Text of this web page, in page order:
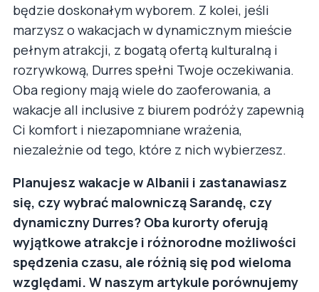
będzie doskonałym wyborem. Z kolei, jeśli
marzysz o wakacjach w dynamicznym mieście
pełnym atrakcji, z bogatą ofertą kulturalną i
rozrywkową, Durres spełni Twoje oczekiwania.
Oba regiony mają wiele do zaoferowania, a
wakacje all inclusive z biurem podróży zapewnią
Ci komfort i niezapomniane wrażenia,
niezależnie od tego, które z nich wybierzesz.
Planujesz wakacje w Albanii i zastanawiasz
się, czy wybrać malowniczą Sarandę, czy
dynamiczny Durres? Oba kurorty oferują
wyjątkowe atrakcje i różnorodne możliwości
spędzenia czasu, ale różnią się pod wieloma
względami. W naszym artykule porównujemy